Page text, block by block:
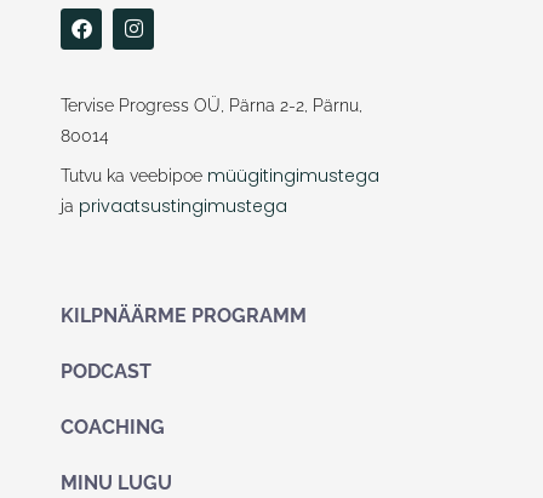
F
a
c
b
o
o
I
n
s
a
g
m
Tervise Progress OÜ, Pärna 2-2, Pärnu,
80014
Tutvu ka veebipoe müügitingimustega
ja privaatsustingimustega
KILPNÄÄRME PROGRAMM
PODCAST
COACHING
MINU LUGU